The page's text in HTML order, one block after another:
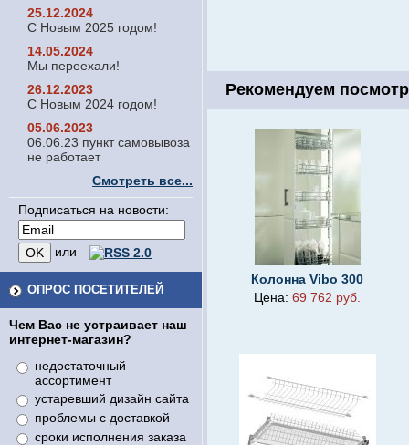
25.12.2024
С Новым 2025 годом!
14.05.2024
Мы переехали!
26.12.2023
С Новым 2024 годом!
05.06.2023
06.06.23 пункт самовывоза
не работает
Смотреть все...
Подписаться на новости:
или
ОПРОС ПОСЕТИТЕЛЕЙ
Чем Вас не устраивает наш
интернет-магазин?
недостаточный
ассортимент
устаревший дизайн сайта
проблемы с доставкой
сроки исполнения заказа
Рекомендуем
Колонна Vibo 300
Цена: 69 762 руб.